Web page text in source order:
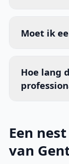
Moet ik
Hoe lang
Een
van